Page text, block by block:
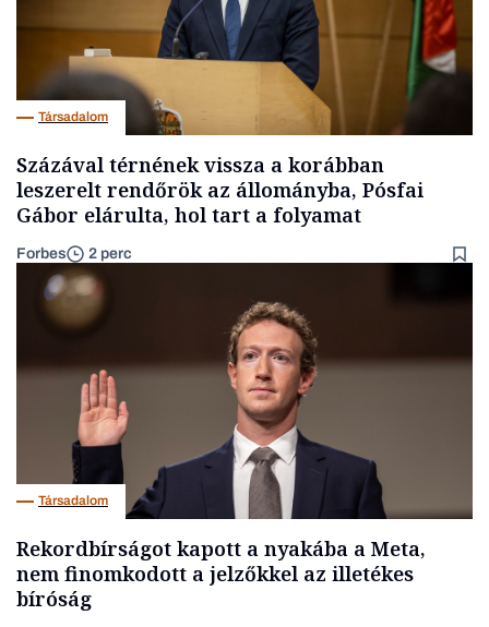
Társadalom
Százával térnének vissza a korábban
leszerelt rendőrök az állományba, Pósfai
Gábor elárulta, hol tart a folyamat
Forbes 2 perc
Társadalom
Rekordbírságot kapott a nyakába a Meta,
nem finomkodott a jelzőkkel az illetékes
bíróság